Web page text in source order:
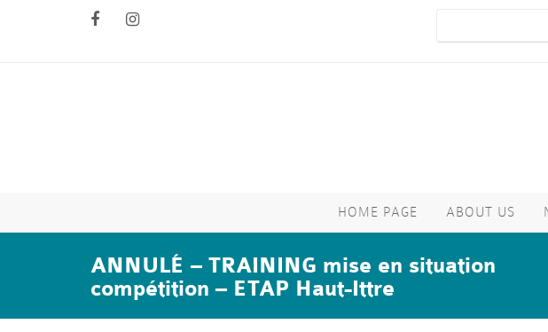
HOME PAGE ABOUT US
ANNULÉ – TRAINING mise en situation
compétition – ETAP Haut-Ittre